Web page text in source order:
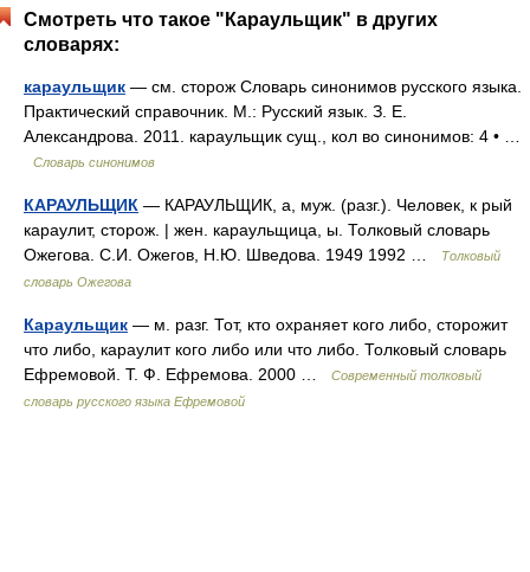
Смотреть что такое "Караульщик" в других
словарях:
караульщик — см. сторож Словарь синонимов русского языка.
Практический справочник. М.: Русский язык. З. Е.
Александрова. 2011. караульщик сущ., кол во синонимов: 4 • …
Словарь синонимов
КАРАУЛЬЩИК — КАРАУЛЬЩИК, а, муж. (разг.). Человек, к рый
караулит, сторож. | жен. караульщица, ы. Толковый словарь
Ожегова. С.И. Ожегов, Н.Ю. Шведова. 1949 1992 …
Толковый
словарь Ожегова
Караульщик — м. разг. Тот, кто охраняет кого либо, сторожит
что либо, караулит кого либо или что либо. Толковый словарь
Ефремовой. Т. Ф. Ефремова. 2000 …
Современный толковый
словарь русского языка Ефремовой